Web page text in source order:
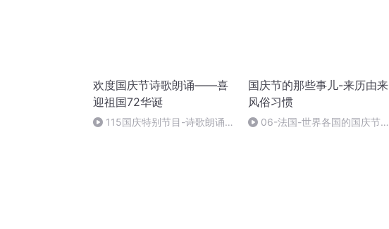
欢度国庆节诗歌朗诵——喜
迎祖国72华诞
115国庆特别节目-诗歌朗诵-
国庆节的那些事儿-来历由来
风俗习惯
06-法国-世界各国的国庆节-